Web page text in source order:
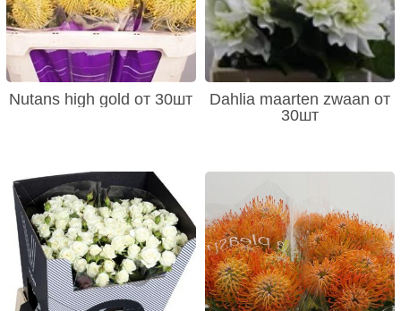
Nutans high gold от 30шт
Dahlia maarten zwaan от
30шт